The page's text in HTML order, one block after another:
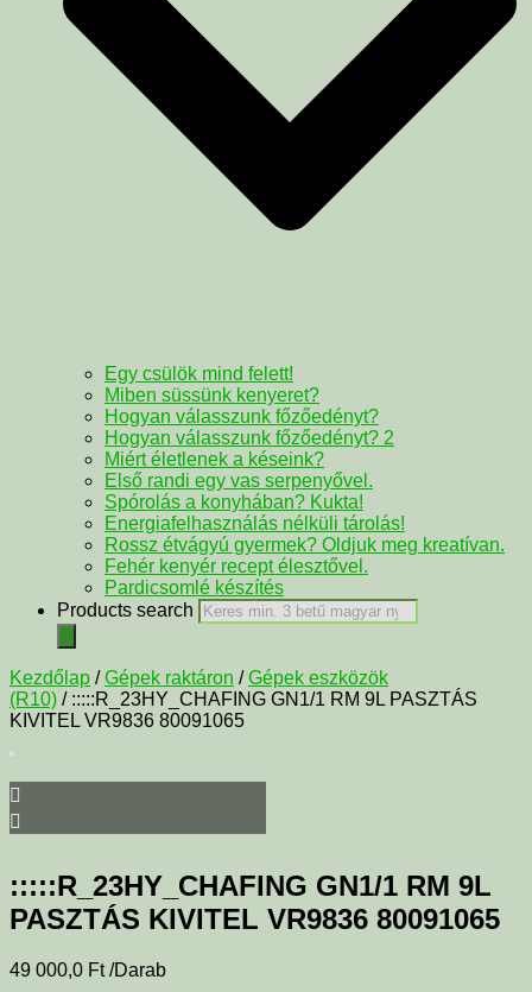
Egy csülök mind felett!
Miben süssünk kenyeret?
Hogyan válasszunk főzőedényt?
Hogyan válasszunk főzőedényt? 2
Miért életlenek a késeink?
Első randi egy vas serpenyővel.
Spórolás a konyhában? Kukta!
Energiafelhasználás nélküli tárolás!
Rossz étvágyú gyermek? Oldjuk meg kreatívan.
Fehér kenyér recept élesztővel.
Pardicsomlé készítés
Products search
Kezdőlap /Gépek raktáron /Gépek eszközök
(R10) / :::::R_23HY_CHAFING GN1/1 RM 9L PASZTÁS
KIVITEL VR9836 80091065
:::::R_23HY_CHAFING GN1/1 RM 9L
PASZTÁS KIVITEL VR9836 80091065
49 000,0 Ft /Darab